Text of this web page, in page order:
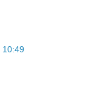
10:49